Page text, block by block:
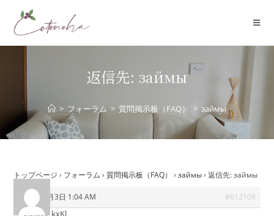
返信先: займы
> フォーラム > 質問掲示板（FAQ） > займы
トップページ › フォーラム › 質問掲示板（FAQ） › займы › 返信先: займы
2026年6月3日 1:04 AM #612108
vulkan_kxKl